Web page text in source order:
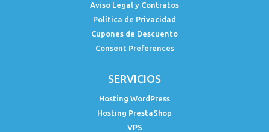
Aviso Legal y Contratos
Política de Privacidad
Cupones de Descuento
Consent Preferences
SERVICIOS
Hosting WordPress
Hosting PrestaShop
VPS